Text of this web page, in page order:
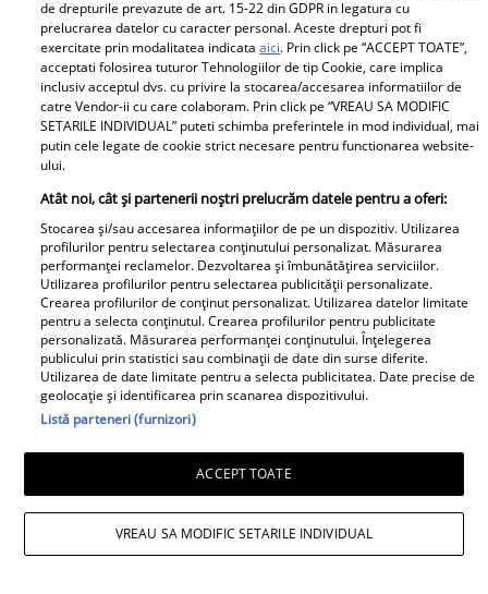
Pot părinții să treacă casa pe numele unui
singur copil fără să-i anunțe pe ceilalți? Ce
spune legea și când pot fi contestate actele
Are 16 ani, și-a întrecut mama în înălțime și
tatăl în frumusețe. Fiul Angelinei Jolie și al
lui Brad Pitt, viitorul cuceritor de la
Hollywood
Greșeala care poate scurta viața
aspiratorului. Este una dintre cele mai
costisitoare defecțiuni
Mesaj emoționant pentru Denisa Răducu,
la 9 ani de la moartea artistei: „Vocea
Denisei s-a stins, dar ecoul ei continuă să
răsune”
Irinel Columbeanu, răsfățat la azilul din
de drepturile prevazute de art. 15-22 din GDPR in legatura cu
prelucrarea datelor cu caracter personal. Aceste drepturi pot fi
exercitate prin modalitatea indicataaici. Prin click pe “ACCEPT TOATE”,
acceptati folosirea tuturor Tehnologiilor de tip Cookie, care implica
inclusiv acceptul dvs. cu privire la stocarea/accesarea informatiilor de
catre Vendor-ii cu care colaboram. Prin click pe “VREAU SA MODIFIC
SETARILE INDIVIDUAL” puteti schimba preferintele in mod individual, mai
putin cele legate de cookie strict necesare pentru functionarea website-
ului.
Atât noi, cât și partenerii noștri prelucrăm datele pentru a oferi:
Stocarea și/sau accesarea informațiilor de pe un dispozitiv. Utilizarea
profilurilor pentru selectarea conținutului personalizat. Măsurarea
performanței reclamelor. Dezvoltarea și îmbunătățirea serviciilor.
Utilizarea profilurilor pentru selectarea publicității personalizate.
Crearea profilurilor de conținut personalizat. Utilizarea datelor limitate
pentru a selecta conținutul. Crearea profilurilor pentru publicitate
personalizată. Măsurarea performanței conținutului. Înțelegerea
publicului prin statistici sau combinații de date din surse diferite.
Utilizarea de date limitate pentru a selecta publicitatea. Date precise de
geolocație și identificarea prin scanarea dispozitivului.
Listă parteneri (furnizori)
ACCEPT TOATE
VREAU SA MODIFIC SETARILE INDIVIDUAL